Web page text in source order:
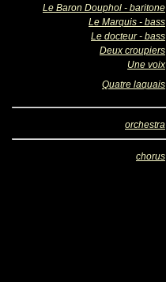
Le Baron Douphol - baritone
Le Marquis - bass
Le docteur - bass
Deux croupiers
Une voix
Quatre laquais
orchestra
chorus